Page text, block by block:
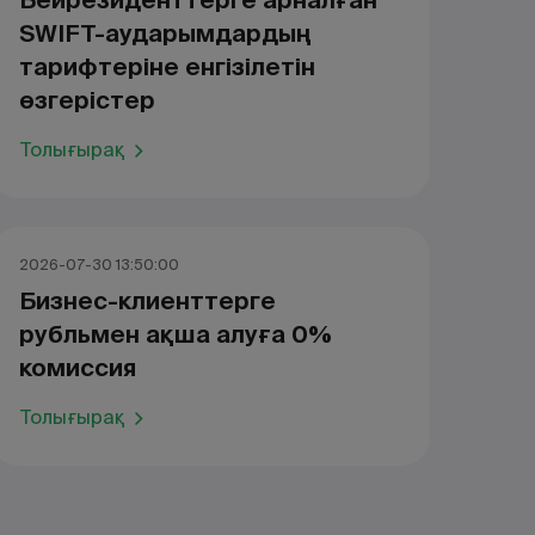
SWIFT-аударымдардың
тарифтеріне енгізілетін
өзгерістер
Толығырақ
2026-07-30 13:50:00
Бизнес-клиенттерге
рубльмен ақша алуға 0%
комиссия
Толығырақ